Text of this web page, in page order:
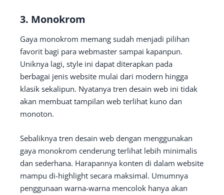
3. Monokrom
Gaya monokrom memang sudah menjadi pilihan
favorit bagi para webmaster sampai kapanpun.
Uniknya lagi, style ini dapat diterapkan pada
berbagai jenis website mulai dari modern hingga
klasik sekalipun. Nyatanya tren desain web ini tidak
akan membuat tampilan web terlihat kuno dan
monoton.
Sebaliknya tren desain web dengan menggunakan
gaya monokrom cenderung terlihat lebih minimalis
dan sederhana. Harapannya konten di dalam website
mampu di-highlight secara maksimal. Umumnya
penggunaan warna-warna mencolok hanya akan